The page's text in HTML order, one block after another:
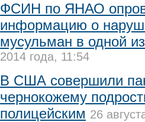
ФСИН по ЯНАО
информацию о
мусульман в одной
2014 года, 11:54
В США совершили
чернокожему
полицейским 26